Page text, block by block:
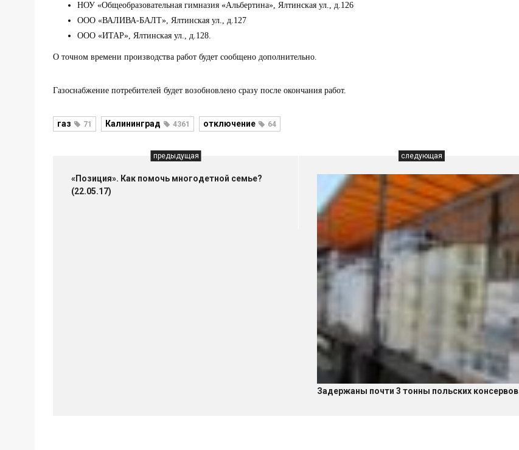
НОУ «Общеобразовательная гимназия «Альбертина», Ялтинская ул., д.126
ООО «ВАЛИВА-БАЛТ», Ялтинская ул., д.127
ООО «ИТАР», Ялтинская ул., д.128.
О точном времени производства работ будет сообщено дополнительно.
Газоснабжение потребителей будет возобновлено сразу после окончания работ.
газ 71 Калининград 4361 отключение 64
предыдущая
«Позиция». Как помочь многодетной семье?
(22.05.17)
следующая
Задержаны почти 3 тонны польских консервов